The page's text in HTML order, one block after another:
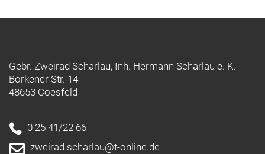
Gebr. Zweirad Scharlau, Inh. Hermann Scharlau e. K.
Borkener Str. 14
48653 Coesfeld
0 25 41/22 66
zweirad.scharlau@t-online.de